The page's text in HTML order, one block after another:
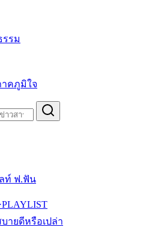
รรม
คภูมิใจ
ลท์ ฟ.ฟัน
บายดีหรือเปล่า